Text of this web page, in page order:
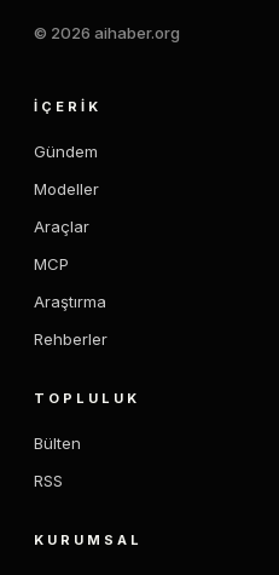
© 2026 aihaber.org
İÇERIK
Gündem
Modeller
Araçlar
MCP
Araştırma
Rehberler
TOPLULUK
Bülten
RSS
KURUMSAL